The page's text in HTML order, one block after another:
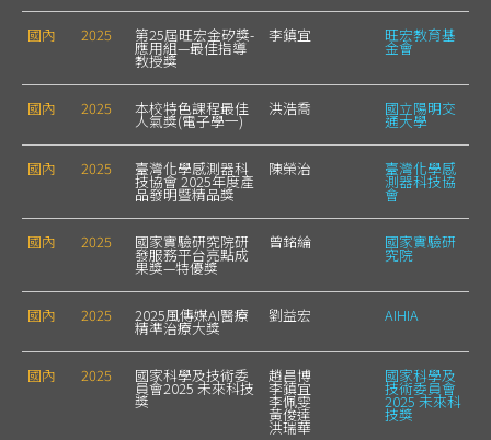
國內 2025 第25屆旺宏金矽獎-
應用組—最佳指導
教授獎
李鎮宜 旺宏教育基
金會
國內 2025 本校特色課程最佳
人氣獎(電子學一)
洪浩喬 國立陽明交
通大學
國內 2025 臺灣化學感測器科
技協會 2025年度產
品發明暨精品獎
陳榮治 臺灣化學感
測器科技協
會
國內 2025 國家實驗研究院研
發服務平台亮點成
果獎—特優獎
曾銘綸 國家實驗研
究院
國內 2025 2025風傳媒AI醫療
精準治療大獎
劉益宏 AIHIA
國內 2025 國家科學及技術委
員會2025 未來科技
獎
趙昌博
李鎮宜
李佩雯
黃俊達
洪瑞華
國家科學及
技術委員會
2025 未來科
技獎